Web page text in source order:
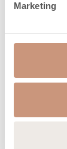
Marketing